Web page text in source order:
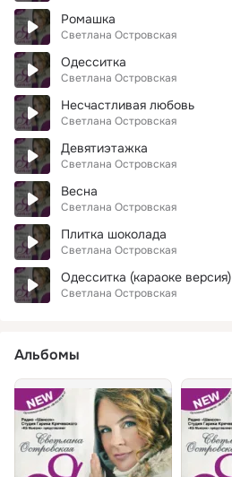
Ромашка
Светлана Островская
Одесситка
Светлана Островская
Несчастливая любовь
Светлана Островская
Девятиэтажка
Светлана Островская
Весна
Светлана Островская
Плитка шоколада
Светлана Островская
Одесситка (караоке версия)
Светлана Островская
Альбомы